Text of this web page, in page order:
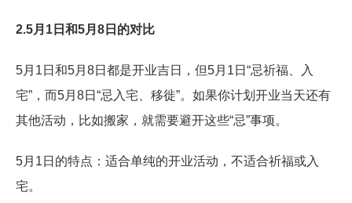
2.5月1日和5月8日的对比
5月1日和5月8日都是开业吉日，但5月1日“忌祈福、入
宅”，而5月8日“忌入宅、移徙”。如果你计划开业当天还有
其他活动，比如搬家，就需要避开这些“忌”事项。
5月1日的特点：适合单纯的开业活动，不适合祈福或入
宅。